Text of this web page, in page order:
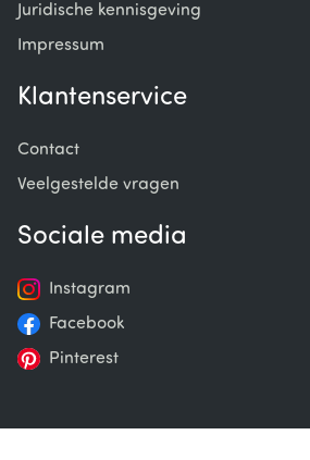
Juridische kennisgeving
Impressum
Klantenservice
Contact
Veelgestelde vragen
Sociale media
Instagram
Facebook
Pinterest